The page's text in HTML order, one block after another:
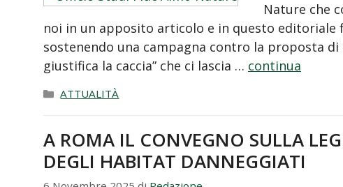
Nature che
noi in un apposito articolo e in questo
sostenendo una campagna contro la proposta
giustifica la caccia” che ci lascia … continua
Categorie
ATTUALITÀ
A ROMA IL CONVEGNO SULLA
DEGLI HABITAT DANNEGGIATI